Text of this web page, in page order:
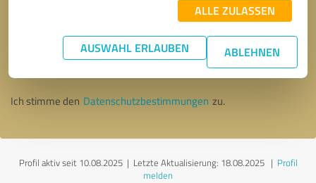
ALLE ZULASSEN
AUSWAHL ERLAUBEN ABLEHNEN
Ich stimme den Datenschutzbestimmungen zu.
Profil aktiv seit 10.08.2025 | Letzte Aktualisierung: 18.08.2025| Profil
melden